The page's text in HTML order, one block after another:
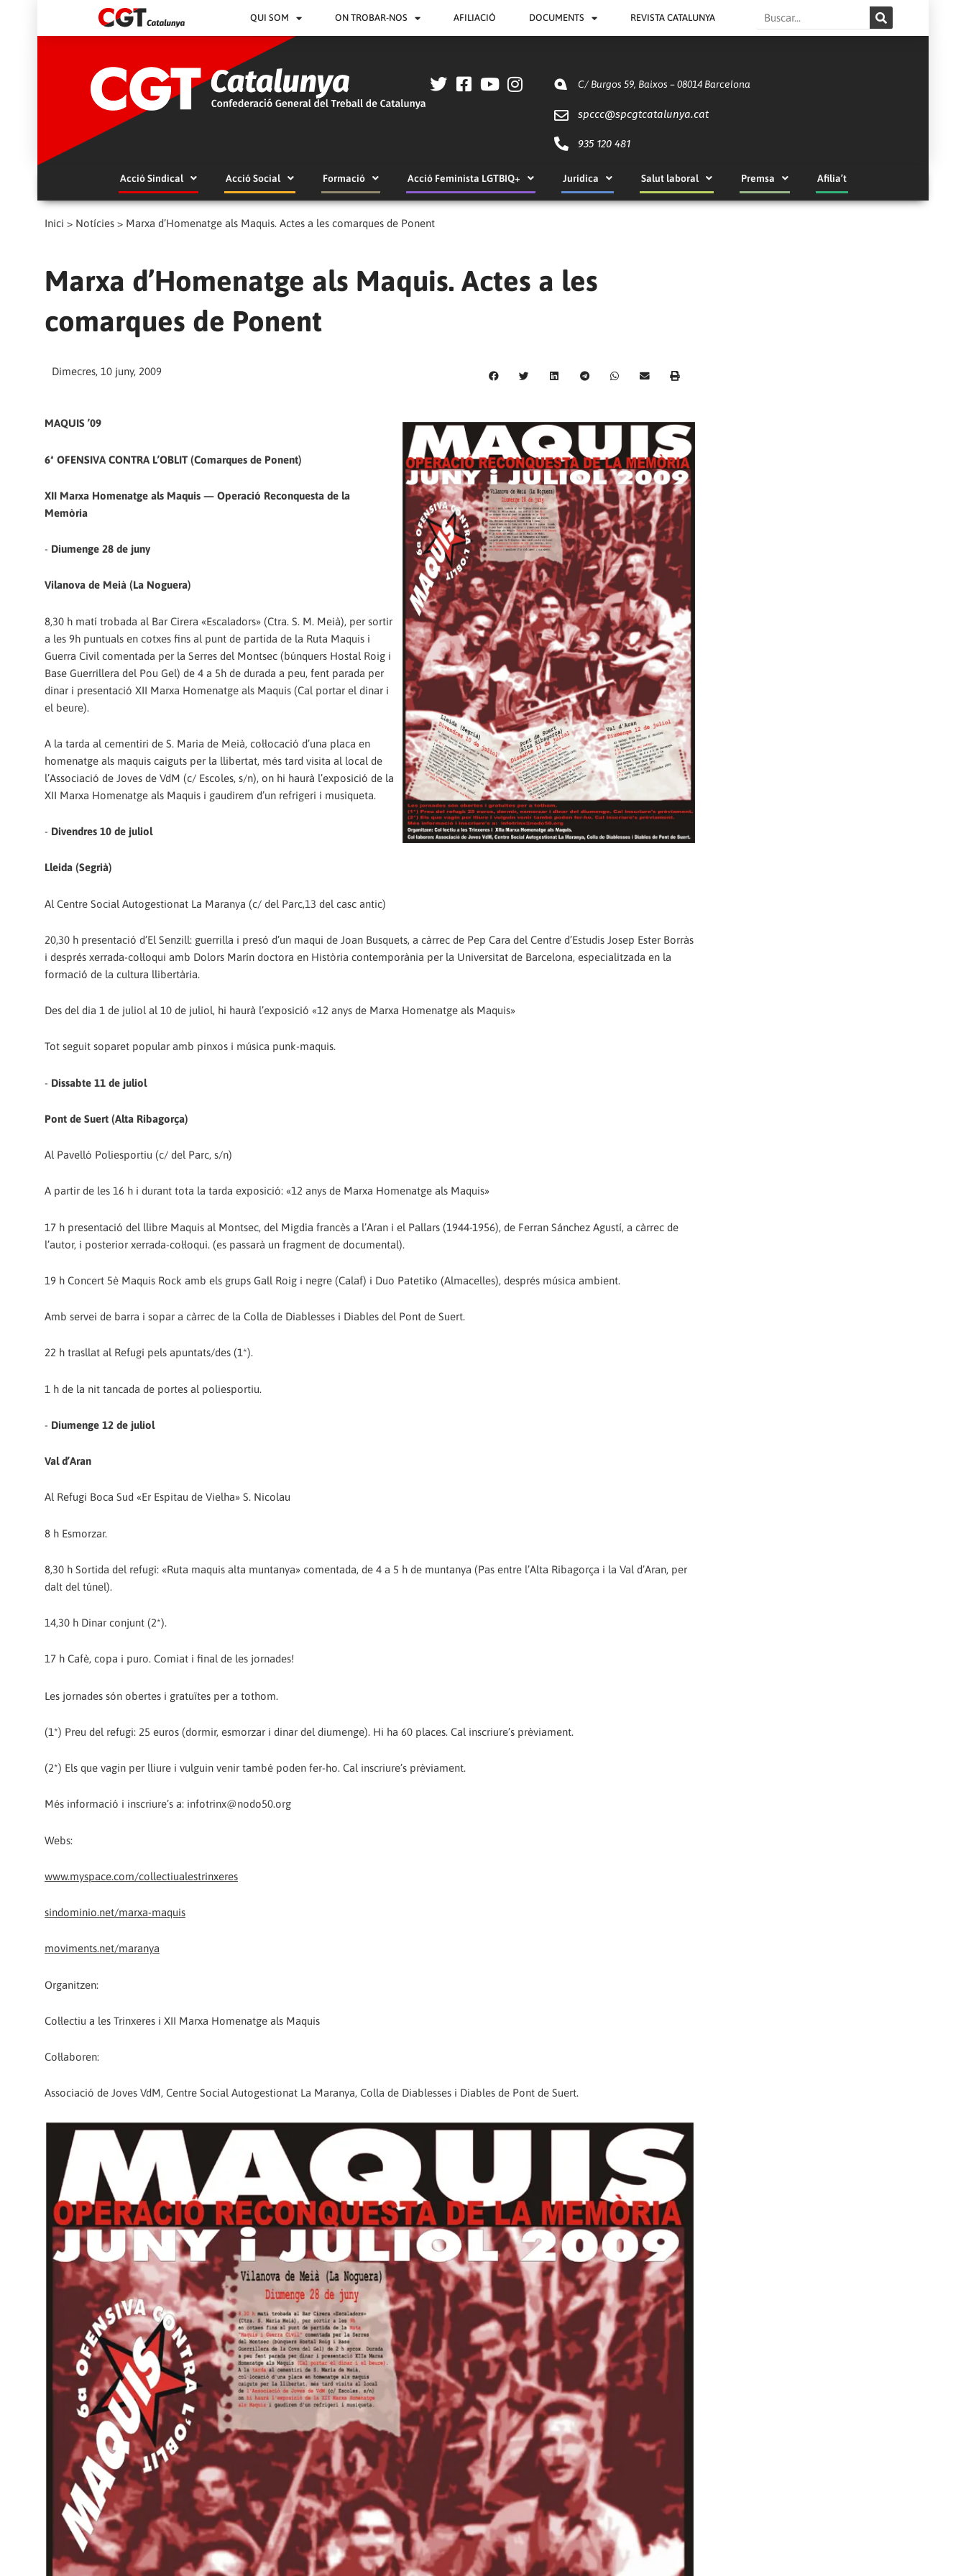
QUI SOM ON TROBAR-NOS AFILIACIÓ DOCUMENTS REVISTA CATALUNYA Search
C/ Burgos 59, Baixos – 08014 Barcelona
spccc@spcgtcatalunya.cat
935 120 481
Acció Sindical Acció Social Formació Acció Feminista LGTBIQ+ Jurídica Salut laboral Premsa Afilia’t
Inici > Notícies > Marxa d’Homenatge als Maquis. Actes a les comarques de Ponent
Marxa d’Homenatge als Maquis. Actes a les
comarques de Ponent
Dimecres, 10 juny, 2009
MAQUIS ’09
6ª OFENSIVA CONTRA L’OBLIT (Comarques de Ponent)
XII Marxa Homenatge als Maquis — Operació Reconquesta de la
Memòria
- Diumenge 28 de juny
Vilanova de Meià (La Noguera)
8,30 h matí trobada al Bar Cirera «Escaladors» (Ctra. S. M. Meià), per sortir
a les 9h puntuals en cotxes fins al punt de partida de la Ruta Maquis i
Guerra Civil comentada per la Serres del Montsec (búnquers Hostal Roig i
Base Guerrillera del Pou Gel) de 4 a 5h de durada a peu, fent parada per
dinar i presentació XII Marxa Homenatge als Maquis (Cal portar el dinar i
el beure).
A la tarda al cementiri de S. Maria de Meià, col·locació d’una placa en
homenatge als maquis caiguts per la llibertat, més tard visita al local de
l’Associació de Joves de VdM (c/ Escoles, s/n), on hi haurà l’exposició de la
XII Marxa Homenatge als Maquis i gaudirem d’un refrigeri i musiqueta.
- Divendres 10 de juliol
Lleida (Segrià)
Al Centre Social Autogestionat La Maranya (c/ del Parc,13 del casc antic)
20,30 h presentació d’El Senzill: guerrilla i presó d’un maqui de Joan Busquets, a càrrec de Pep Cara del Centre d’Estudis Josep Ester Borràs
i després xerrada-col·loqui amb Dolors Marín doctora en Història contemporània per la Universitat de Barcelona, especialitzada en la
formació de la cultura llibertària.
Des del dia 1 de juliol al 10 de juliol, hi haurà l’exposició «12 anys de Marxa Homenatge als Maquis»
Tot seguit soparet popular amb pinxos i música punk-maquis.
- Dissabte 11 de juliol
Pont de Suert (Alta Ribagorça)
Al Pavelló Poliesportiu (c/ del Parc, s/n)
A partir de les 16 h i durant tota la tarda exposició: «12 anys de Marxa Homenatge als Maquis»
17 h presentació del llibre Maquis al Montsec, del Migdia francès a l’Aran i el Pallars (1944-1956), de Ferran Sánchez Agustí, a càrrec de
l’autor, i posterior xerrada-col·loqui. (es passarà un fragment de documental).
19 h Concert 5è Maquis Rock amb els grups Gall Roig i negre (Calaf) i Duo Patetiko (Almacelles), després música ambient.
Amb servei de barra i sopar a càrrec de la Colla de Diablesses i Diables del Pont de Suert.
22 h trasllat al Refugi pels apuntats/des (1*).
1 h de la nit tancada de portes al poliesportiu.
- Diumenge 12 de juliol
Val d’Aran
Al Refugi Boca Sud «Er Espitau de Vielha» S. Nicolau
8 h Esmorzar.
8,30 h Sortida del refugi: «Ruta maquis alta muntanya» comentada, de 4 a 5 h de muntanya (Pas entre l’Alta Ribagorça i la Val d’Aran, per
dalt del túnel).
14,30 h Dinar conjunt (2*).
17 h Cafè, copa i puro. Comiat i final de les jornades!
Les jornades són obertes i gratuïtes per a tothom.
(1*) Preu del refugi: 25 euros (dormir, esmorzar i dinar del diumenge). Hi ha 60 places. Cal inscriure’s prèviament.
(2*) Els que vagin per lliure i vulguin venir també poden fer-ho. Cal inscriure’s prèviament.
Més informació i inscriure’s a: infotrinx@nodo50.org
Webs:
www.myspace.com/collectiualestrinxeres
sindominio.net/marxa-maquis
moviments.net/maranya
Organitzen:
Col·lectiu a les Trinxeres i XII Marxa Homenatge als Maquis
Col·laboren:
Associació de Joves VdM, Centre Social Autogestionat La Maranya, Colla de Diablesses i Diables de Pont de Suert.